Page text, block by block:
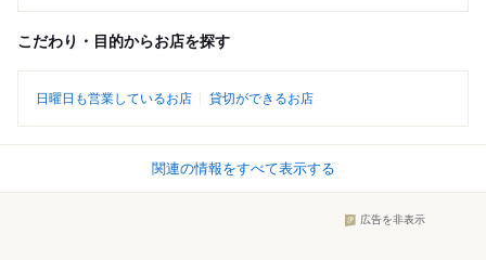
こだわり・目的からお店を探す
日曜日も営業しているお店 貸切ができるお店
関連の情報をすべて表示する
広告を非表示